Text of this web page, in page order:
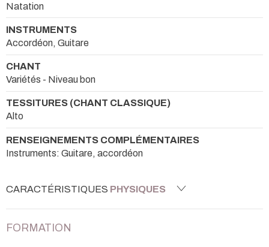
Natation
INSTRUMENTS
Accordéon, Guitare
CHANT
Variétés - Niveau bon
TESSITURES (CHANT CLASSIQUE)
Alto
RENSEIGNEMENTS COMPLÉMENTAIRES
Instruments: Guitare, accordéon
CARACTÉRISTIQUES PHYSIQUES
FORMATION